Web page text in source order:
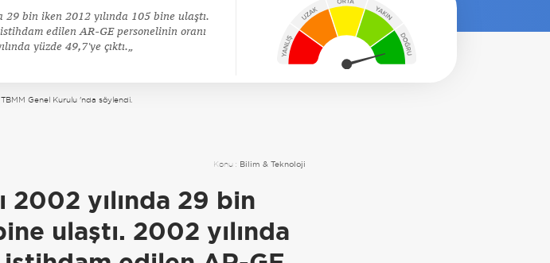
29 bin iken 2012 yılında 105 bine ulaştı.
edilen AR-GE personelinin oranı
yüzde 49,7'ye çıktı.
Genel Kurulu 'nda söylendi.
Konu : Bilim & Teknoloji
2002 yılında 29 bin
ulaştı. 2002 yılında